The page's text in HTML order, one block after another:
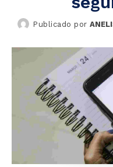
Publicado por